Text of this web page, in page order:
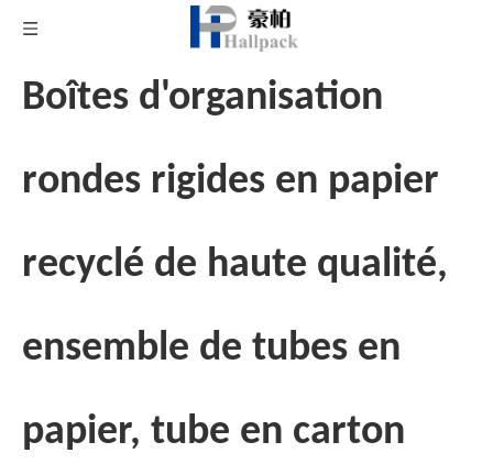
Boîtes d'organisation
rondes rigides en papier
recyclé de haute qualité,
ensemble de tubes en
papier, tube en carton